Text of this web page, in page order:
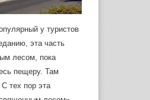
у туристов
эта часть
лесом, пока
пещеру. Там
тех пор эта